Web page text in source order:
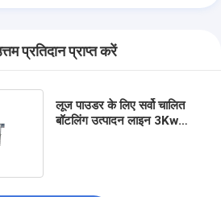
प्रतिदान प्राप्त करें
लूज पाउडर के लिए सर्वो चालित
बॉटलिंग उत्पादन लाइन 3Kw